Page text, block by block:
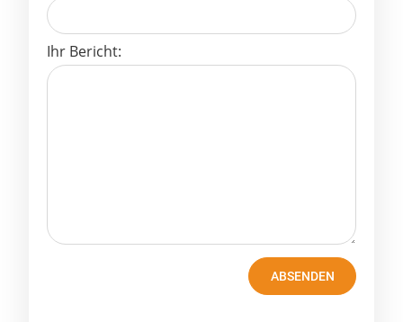
Ihr Bericht:
ABSENDEN